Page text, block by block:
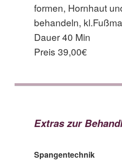
formen, Hornhaut
behandeln,
Dauer 40 Min
Preis 39,00€
Extras zur
Spangentechnik